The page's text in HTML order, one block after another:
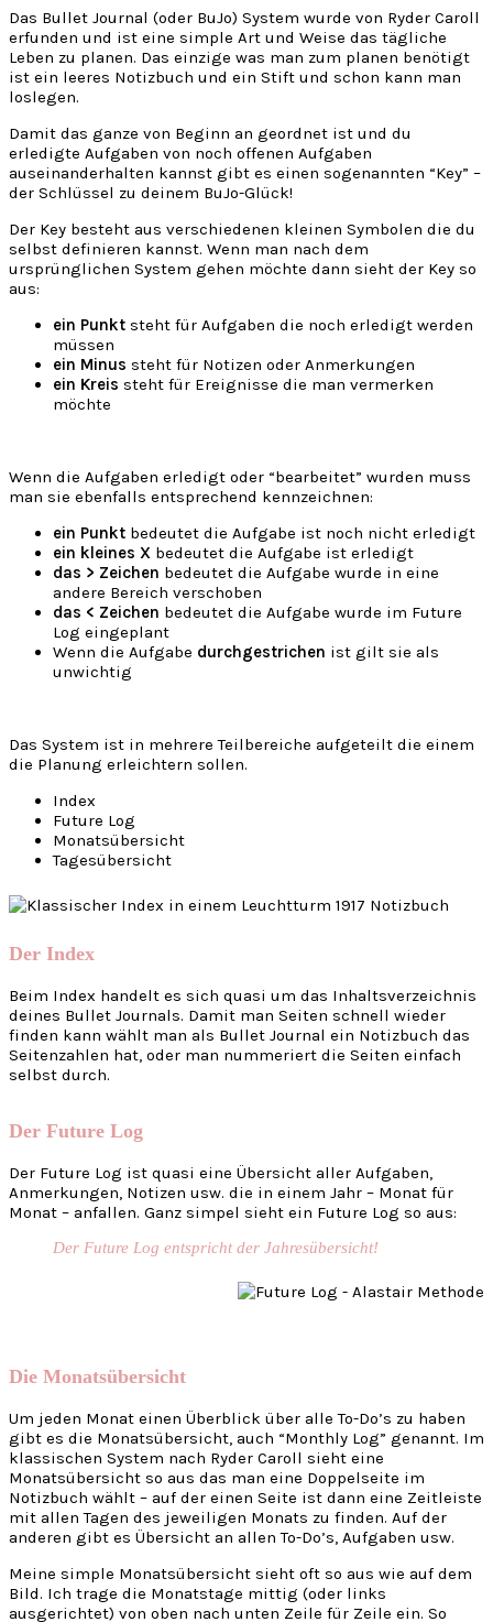
Das Bullet Journal (oder BuJo) System wurde von Ryder Caroll
erfunden und ist eine simple Art und Weise das tägliche
Leben zu planen. Das einzige was man zum planen benötigt
ist ein leeres Notizbuch und ein Stift und schon kann man
loslegen.
Damit das ganze von Beginn an geordnet ist und du
erledigte Aufgaben von noch offenen Aufgaben
auseinanderhalten kannst gibt es einen sogenannten “Key” –
der Schlüssel zu deinem BuJo-Glück!
Der Key besteht aus verschiedenen kleinen Symbolen die du
selbst definieren kannst. Wenn man nach dem
ursprünglichen System gehen möchte dann sieht der Key so
aus:
ein Punkt steht für Aufgaben die noch erledigt werden
müssen
ein Minus steht für Notizen oder Anmerkungen
ein Kreis steht für Ereignisse die man vermerken
möchte
Wenn die Aufgaben erledigt oder “bearbeitet” wurden muss
man sie ebenfalls entsprechend kennzeichnen:
ein Punkt bedeutet die Aufgabe ist noch nicht erledigt
ein kleines X bedeutet die Aufgabe ist erledigt
das > Zeichen bedeutet die Aufgabe wurde in eine
andere Bereich verschoben
das < Zeichen bedeutet die Aufgabe wurde im Future
Log eingeplant
Wenn die Aufgabe durchgestrichen ist gilt sie als
unwichtig
Das System ist in mehrere Teilbereiche aufgeteilt die einem
die Planung erleichtern sollen.
Index
Future Log
Monatsübersicht
Tagesübersicht
Der Index
Beim Index handelt es sich quasi um das Inhaltsverzeichnis
deines Bullet Journals. Damit man Seiten schnell wieder
finden kann wählt man als Bullet Journal ein Notizbuch das
Seitenzahlen hat, oder man nummeriert die Seiten einfach
selbst durch.
Der Future Log
Der Future Log ist quasi eine Übersicht aller Aufgaben,
Anmerkungen, Notizen usw. die in einem Jahr – Monat für
Monat – anfallen. Ganz simpel sieht ein Future Log so aus:
Der Future Log entspricht der Jahresübersicht!
Die Monatsübersicht
Um jeden Monat einen Überblick über alle To-Do’s zu haben
gibt es die Monatsübersicht, auch “Monthly Log” genannt. Im
klassischen System nach Ryder Caroll sieht eine
Monatsübersicht so aus das man eine Doppelseite im
Notizbuch wählt – auf der einen Seite ist dann eine Zeitleiste
mit allen Tagen des jeweiligen Monats zu finden. Auf der
anderen gibt es Übersicht an allen To-Do’s, Aufgaben usw.
Meine simple Monatsübersicht sieht oft so aus wie auf dem
Bild. Ich trage die Monatstage mittig (oder links
ausgerichtet) von oben nach unten Zeile für Zeile ein. So